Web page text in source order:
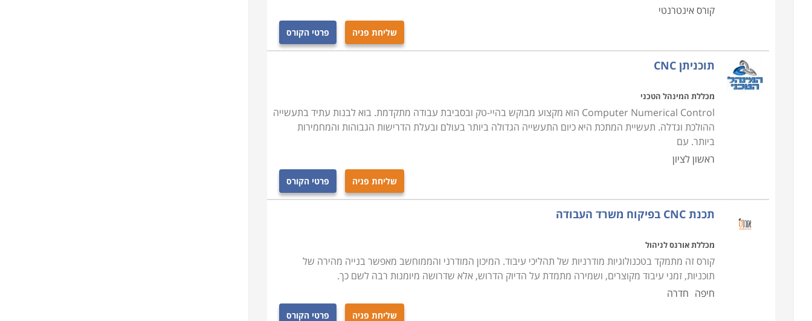
קורס אינטרנטי
שליחת פניה פרטי הקורס
תוכניתן CNC
מכללת המינהל הטכני
Computer Numerical Control הוא מקצוע מבוקש בהיי-טק ובסביבת עבודה מתקדמת. בוא לבנות עתיד בתעשייה
ההולכת וגדלה. תעשיית המתכת היא כיום התעשייה הגדולה ביותר בעולם ובעלת הדרישות הגבוהות והמחמירות
ביותר. עם
ראשון לציון
שליחת פניה פרטי הקורס
תכנת CNC בפיקוח משרד העבודה
מכללת אורנס לניהול
קורס זה מתמקד בטכנולוגיות מודרניות של תהליכי עיבוד. המיכון המודרני והממוחשב מאפשר בנייה מהירה של
תוכניות, זמני עיבוד מקוצרים, ושמירה מתמדת על הדיוק הדרוש, אלא שדרושה מיומנות רבה לשם כך.
חיפה חדרה
שליחת פניה פרטי הקורס